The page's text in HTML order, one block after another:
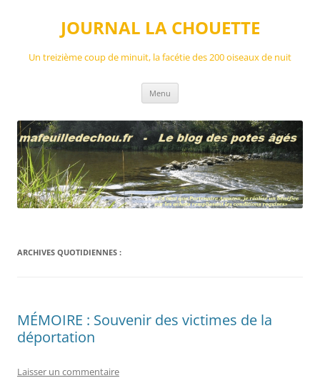
JOURNAL LA CHOUETTE
Un treizième coup de minuit, la facétie des 200 oiseaux de nuit
Menu
ARCHIVES QUOTIDIENNES :
MÉMOIRE : Souvenir des victimes de la
déportation
Laisser un commentaire